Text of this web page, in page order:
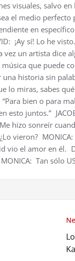
visuales, salvo
el medio
en
¡Ay sí! Lo he
vez un artista dice
que puede
historia sin
lo miras, sabes
bien o para
esto juntos.”
hizo sonreír
vieron?
vio el amor en él.
Tan sólo